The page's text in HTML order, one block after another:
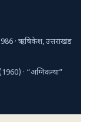
· ऋषिकेश, उत्तराखंड
(1960) · “अग्निकन्या”